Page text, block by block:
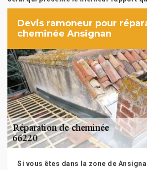
Devis ramoneur pour
cheminée Ansignan
Si vous êtes dans la zone de